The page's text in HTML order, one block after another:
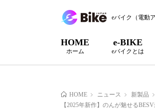
eバイク（電動
HOME
ホーム
e-BIKE
eバイクとは
HOME ニュース
新製品
【2025年新作】のんが魅せる